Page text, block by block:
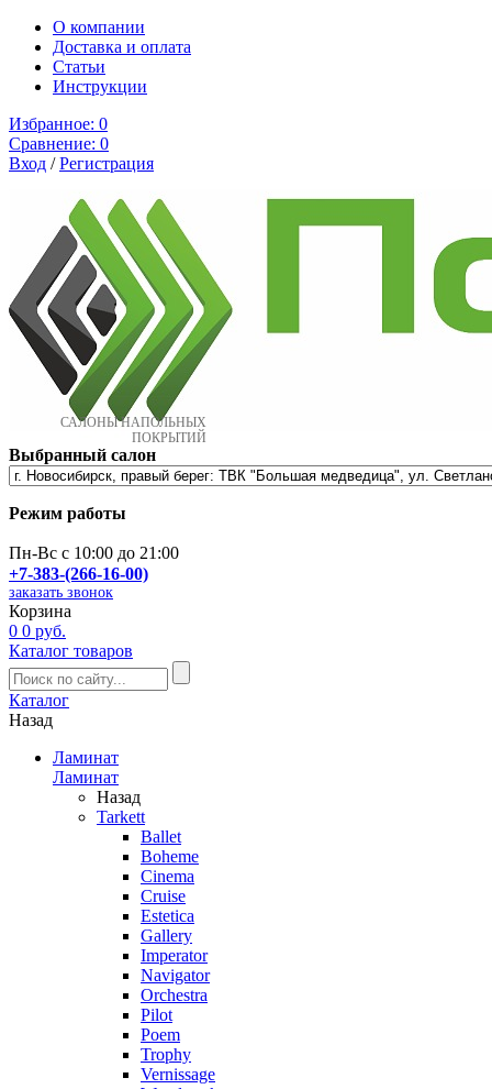
О компании
Доставка и оплата
Cтатьи
Инструкции
Избранное: 0
Сравнение: 0
Вход /Регистрация
САЛОНЫ НАПОЛЬНЫХ
ПОКРЫТИЙ
Выбранный салон
Режим работы
Пн-Вс с 10:00 до 21:00
+7-383-(266-16-00)
заказать звонок
Корзина
0 0 руб.
Каталог товаров
Каталог
Назад
Ламинат
Ламинат
Назад
Tarkett
Ballet
Boheme
Cinema
Cruise
Estetica
Gallery
Imperator
Navigator
Orchestra
Pilot
Poem
Trophy
Vernissage